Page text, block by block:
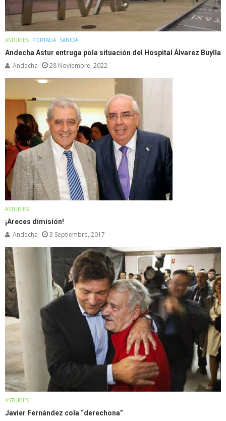
ASTURIES PORTADA SANIDÁ
Andecha Astur entruga pola situación del Hospital Álvarez Buylla
Andecha 28 Noviembre, 2022
ASTURIES
¡Areces dimisión!
Andecha 3 Septiembre, 2017
ASTURIES
Javier Fernández cola “derechona”